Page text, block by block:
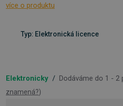
více o produktu
Typ: Elektronická licence
Elektronicky / Dodáváme do 1 - 2
znamená?)